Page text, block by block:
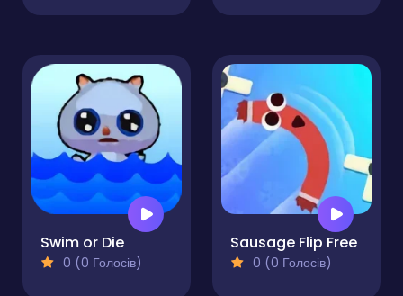
Swim or Die
0 (0 Голосів)
Sausage Flip Free
0 (0 Голосів)